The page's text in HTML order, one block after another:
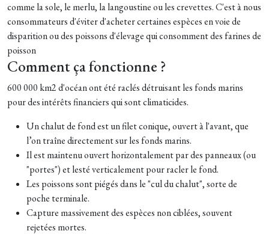
comme la sole, le merlu, la langoustine ou les crevettes. C'est à nous
consommateurs d'éviter d'acheter certaines espèces en voie de
disparition ou des poissons d'élevage qui consomment des farines de
poisson
Comment ça fonctionne ?
600 000 km2 d'océan ont été raclés détruisant les fonds marins
pour des intérêts financiers qui sont climaticides.
Un chalut de fond est un filet conique, ouvert à l'avant, que
l’on traîne directement sur les fonds marins.
Il est maintenu ouvert horizontalement par des panneaux (ou
"portes") et lesté verticalement pour racler le fond.
Les poissons sont piégés dans le "cul du chalut", sorte de
poche terminale.
Capture massivement des espèces non ciblées, souvent
rejetées mortes.